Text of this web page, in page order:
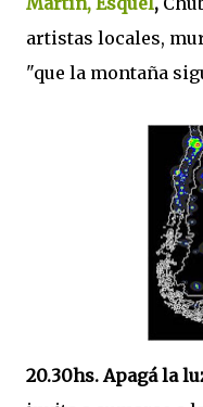
artistas locales,
"que la montaña
20.30hs. Apagá la